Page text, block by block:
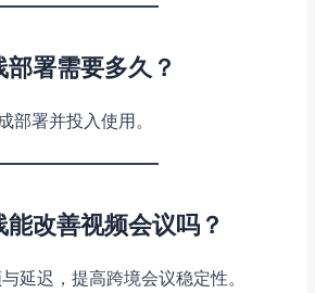
署需要多久？
部署并投入使用。
改善视频会议吗？
延迟，提高跨境会议稳定性。